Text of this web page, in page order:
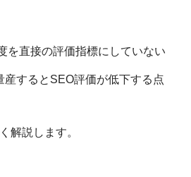
を直接の評価指標にしていない
産するとSEO評価が低下する点
解説します。